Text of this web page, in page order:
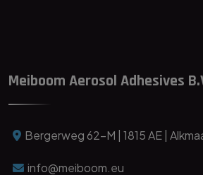
Meiboom Aerosol Adhesives
Bergerweg 62-M | 1815 AE |
info@meiboom.eu